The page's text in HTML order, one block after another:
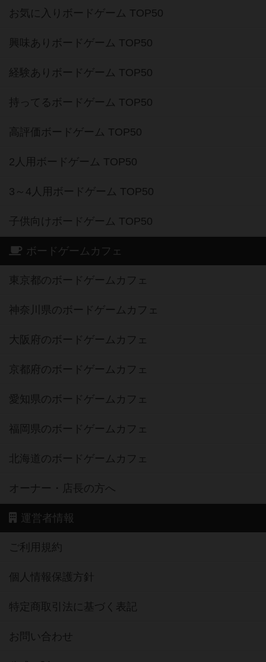
お気に入りボードゲーム TOP50
興味ありボードゲーム TOP50
経験ありボードゲーム TOP50
持ってるボードゲーム TOP50
高評価ボードゲーム TOP50
2人用ボードゲーム TOP50
3～4人用ボードゲーム TOP50
子供向けボードゲーム TOP50
ボードゲームカフェ
東京都のボードゲームカフェ
神奈川県のボードゲームカフェ
大阪府のボードゲームカフェ
京都府のボードゲームカフェ
愛知県のボードゲームカフェ
福岡県のボードゲームカフェ
北海道のボードゲームカフェ
オーナー・店長の方へ
運営者情報
ご利用規約
個人情報保護方針
特定商取引法に基づく表記
お問い合わせ